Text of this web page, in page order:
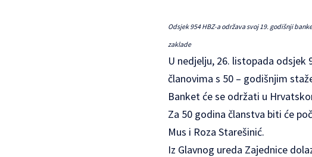
Odsjek 954 HBZ-a održava svoj 19. godišnji
zaklade
U nedjelju, 26. listopada
članovima s 50 – godišnjim
Banket će se održati u
Za 50 godina članstva biti će
Mus i Roza Starešinić.
Iz Glavnog ureda Zajednice